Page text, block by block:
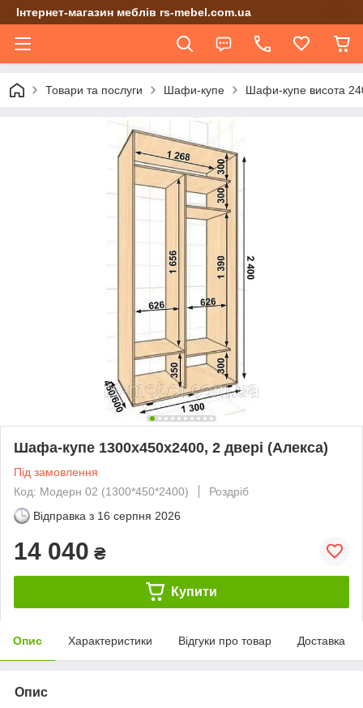
Інтернет-магазин меблів rs-mebel.com.ua
Товари та послуги Шафи-купе Шафи-купе висота
Шафа-купе 1300х450х2400, 2 двері (Алекса)
Під замовлення
Код: Модерн 02 (1300*450*2400)
Роздріб
Відправка з 16 серпня 2026
14 040 ₴
Купити
Опис Характеристики Відгуки про товар Доставка
Опис